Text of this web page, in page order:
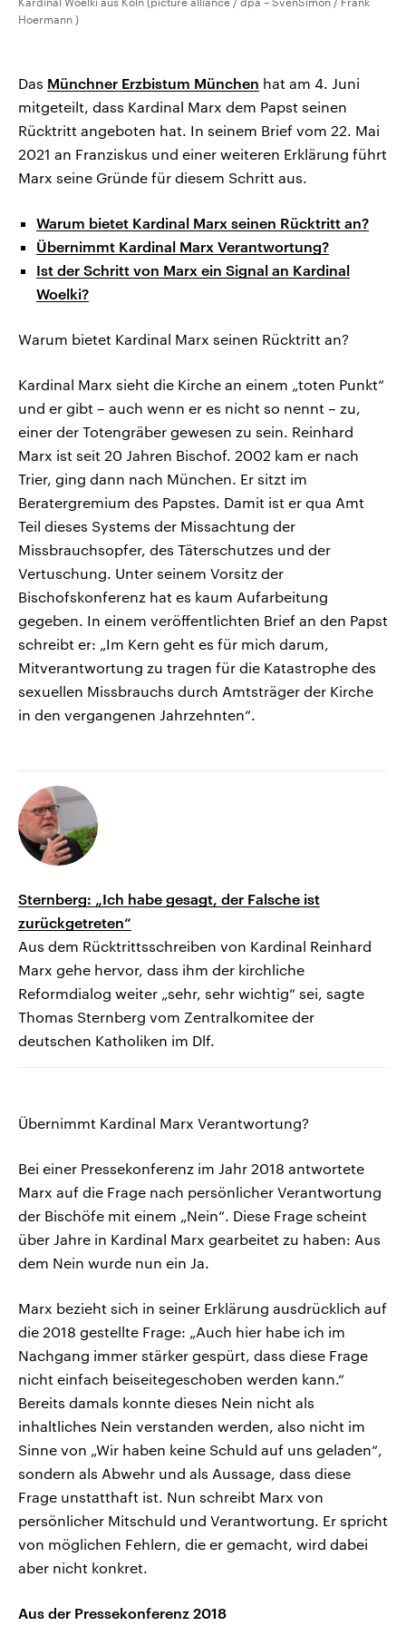
Hoermann )
Das Münchner Erzbistum München hat am 4. Juni
mitgeteilt, dass Kardinal Marx dem Papst seinen
Rücktritt angeboten hat. In seinem Brief vom 22. Mai
2021 an Franziskus und einer weiteren Erklärung führt
Marx seine Gründe für diesem Schritt aus.
Warum bietet Kardinal Marx seinen Rücktritt an?
Übernimmt Kardinal Marx Verantwortung?
Ist der Schritt von Marx ein Signal an Kardinal
Woelki?
Warum bietet Kardinal Marx seinen Rücktritt an?
Kardinal Marx sieht die Kirche an einem „toten Punkt“
und er gibt – auch wenn er es nicht so nennt – zu,
einer der Totengräber gewesen zu sein. Reinhard
Marx ist seit 20 Jahren Bischof. 2002 kam er nach
Trier, ging dann nach München. Er sitzt im
Beratergremium des Papstes. Damit ist er qua Amt
Teil dieses Systems der Missachtung der
Missbrauchsopfer, des Täterschutzes und der
Vertuschung. Unter seinem Vorsitz der
Bischofskonferenz hat es kaum Aufarbeitung
gegeben. In einem veröffentlichten Brief an den Papst
schreibt er: „Im Kern geht es für mich darum,
Mitverantwortung zu tragen für die Katastrophe des
sexuellen Missbrauchs durch Amtsträger der Kirche
in den vergangenen Jahrzehnten“.
Sternberg: „Ich habe gesagt, der Falsche ist
zurückgetreten“
Aus dem Rücktrittsschreiben von Kardinal Reinhard
Marx gehe hervor, dass ihm der kirchliche
Reformdialog weiter „sehr, sehr wichtig“ sei, sagte
Thomas Sternberg vom Zentralkomitee der
deutschen Katholiken im Dlf.
Übernimmt Kardinal Marx Verantwortung?
Bei einer Pressekonferenz im Jahr 2018 antwortete
Marx auf die Frage nach persönlicher Verantwortung
der Bischöfe mit einem „Nein“. Diese Frage scheint
über Jahre in Kardinal Marx gearbeitet zu haben: Aus
dem Nein wurde nun ein Ja.
Marx bezieht sich in seiner Erklärung ausdrücklich auf
die 2018 gestellte Frage: „Auch hier habe ich im
Nachgang immer stärker gespürt, dass diese Frage
nicht einfach beiseitegeschoben werden kann.“
Bereits damals konnte dieses Nein nicht als
inhaltliches Nein verstanden werden, also nicht im
Sinne von „Wir haben keine Schuld auf uns geladen“,
sondern als Abwehr und als Aussage, dass diese
Frage unstatthaft ist. Nun schreibt Marx von
persönlicher Mitschuld und Verantwortung. Er spricht
von möglichen Fehlern, die er gemacht, wird dabei
aber nicht konkret.
Aus der Pressekonferenz 2018